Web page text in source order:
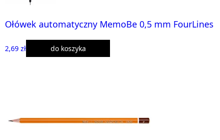
Ołówek automatyczny MemoBe 0,5 mm FourLines
2,69 zł do koszyka